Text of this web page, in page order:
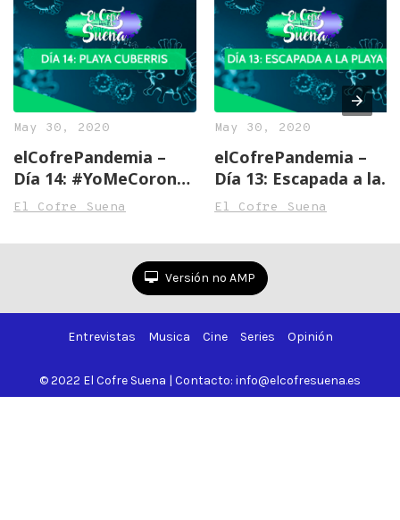
May 30, 2020
elCofrePandemia –
Día 14: #YoMeCorono
con Playa Cuberris y
El Cofre Suena
May 30, 2020
elCofrePandemia –
Día 13: Escapada a la
playa en cuarentena
El Cofre Suena
Versión no AMP
Entrevistas Musica Cine Series Opinión
© 2022 El Cofre Suena | Contacto: info@elcofresuena.es